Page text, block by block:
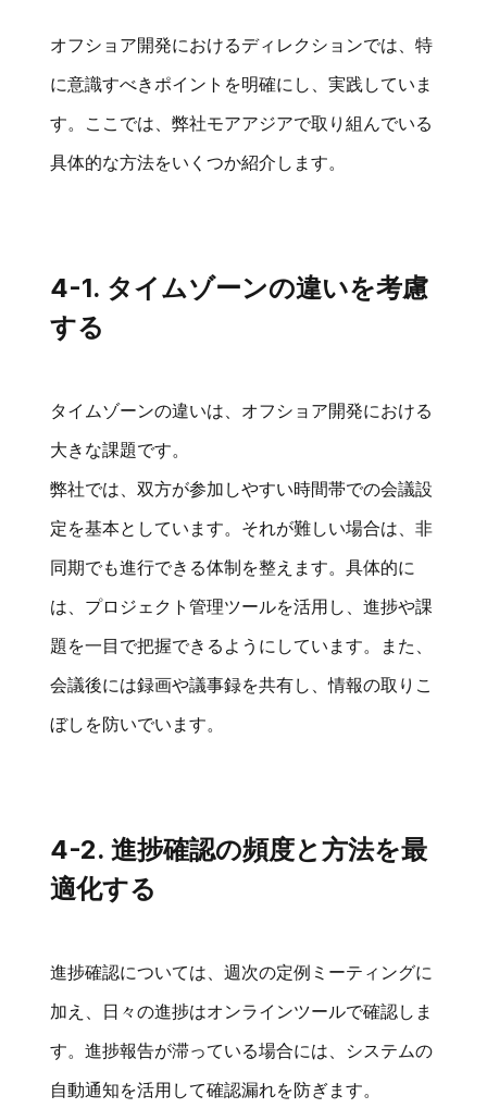
オフショア開発におけるディレクションでは、特
に意識すべきポイントを明確にし、実践していま
す。ここでは、弊社モアアジアで取り組んでいる
具体的な方法をいくつか紹介します。
4-1. タイムゾーンの違いを考慮
する
タイムゾーンの違いは、オフショア開発における
大きな課題です。
弊社では、双方が参加しやすい時間帯での会議設
定を基本としています。それが難しい場合は、非
同期でも進行できる体制を整えます。具体的に
は、プロジェクト管理ツールを活用し、進捗や課
題を一目で把握できるようにしています。また、
会議後には録画や議事録を共有し、情報の取りこ
ぼしを防いでいます。
4-2. 進捗確認の頻度と方法を最
適化する
進捗確認については、週次の定例ミーティングに
加え、日々の進捗はオンラインツールで確認しま
す。進捗報告が滞っている場合には、システムの
自動通知を活用して確認漏れを防ぎます。